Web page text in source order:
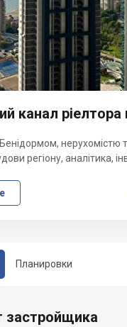
Планировки
канал ріелтора
нерухомістю
регіону, аналітика,